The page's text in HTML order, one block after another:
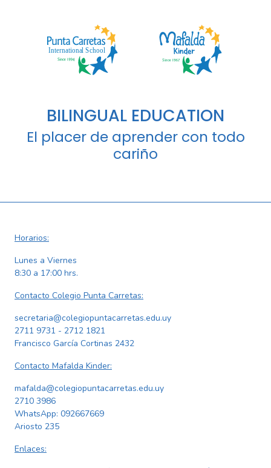
BILINGUAL EDUCATION
El placer de aprender con todo
cariño
Horarios:
Lunes a Viernes
8:30 a 17:00 hrs.
Contacto Colegio Punta Carretas:
secretaria@colegiopuntacarretas.edu.uy
2711 9731 - 2712 1821
Francisco García Cortinas 2432
Contacto Mafalda Kinder:
mafalda@colegiopuntacarretas.edu.uy
2710 3986
WhatsApp: 092667669
Ariosto 235
Enlaces: